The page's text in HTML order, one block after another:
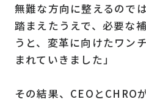
無難な方向に整えるので
踏まえたうえで、必要な
うと、変革に向けたワン
まれていきました」
その結果、CEOとCHRO